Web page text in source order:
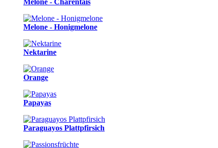
Melone - Honigmelone
Nektarine
Orange
Papayas
Paraguayos Plattpfirsich